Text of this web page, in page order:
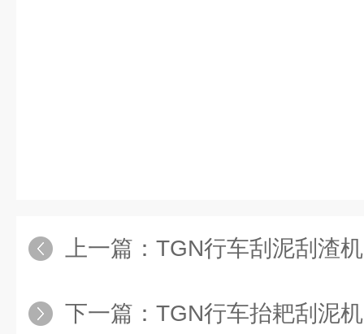
上一篇： TGN行车刮泥刮渣机
下一篇： TGN行车抬耙刮泥